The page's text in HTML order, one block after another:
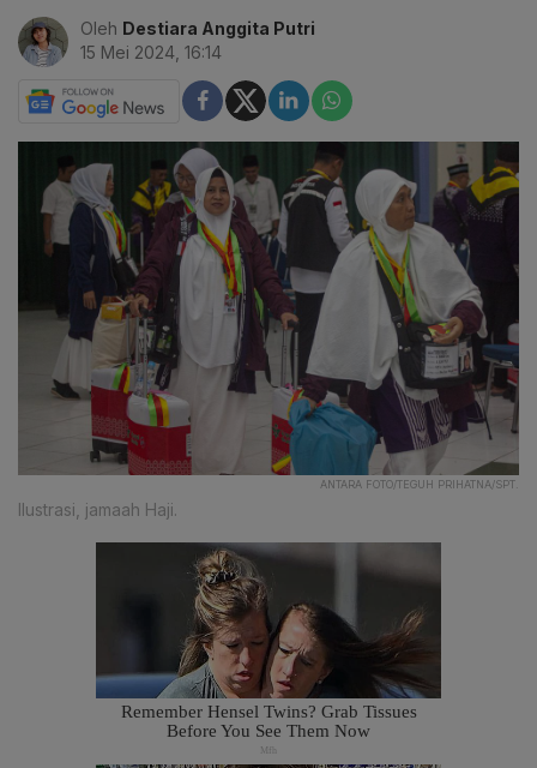
Oleh Destiara Anggita Putri
15 Mei 2024, 16:14
ANTARA FOTO/TEGUH PRIHATNA/SPT.
Ilustrasi, jamaah Haji.